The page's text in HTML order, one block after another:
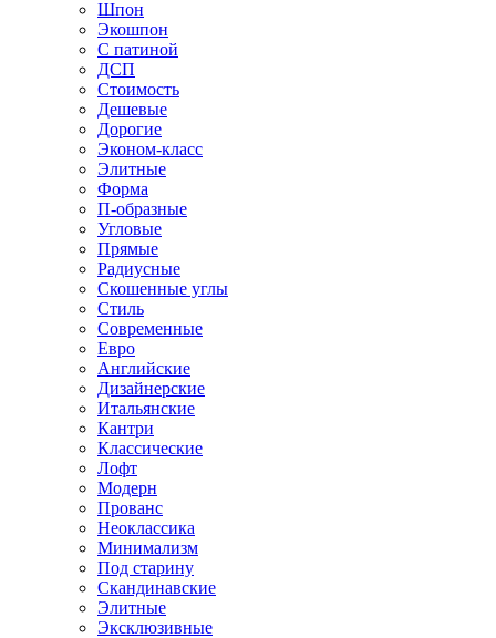
Шпон
Экошпон
С патиной
ДСП
Стоимость
Дешевые
Дорогие
Эконом-класс
Элитные
Форма
П-образные
Угловые
Прямые
Радиусные
Скошенные углы
Стиль
Современные
Евро
Английские
Дизайнерские
Итальянские
Кантри
Классические
Лофт
Модерн
Прованс
Неоклассика
Минимализм
Под старину
Скандинавские
Элитные
Эксклюзивные